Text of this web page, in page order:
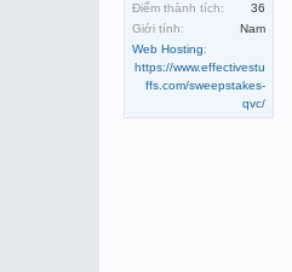
Điểm thành tích:
36
Giới tính:
Nam
Web Hosting:
https://www.effectivestu
ffs.com/sweepstakes-
qvc/